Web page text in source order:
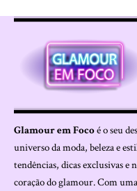
Glamour em Focoé o seu
universo da moda, beleza e
tendências, dicas exclusivas
coração do glamour. Com